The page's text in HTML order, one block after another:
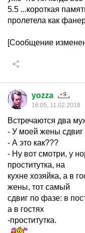
5.5 ...короткая
пролетела как
[Сообщение
yozza
16:05, 11.02.2018
Встречаются два
- У моей жены сдвиг
- А это как???
- Ну вот смотри, у
проститутка, на
кухне хозяйка, а в
жены, тот самый
сдвиг по фазе: в
а в гостях
-проститутка.